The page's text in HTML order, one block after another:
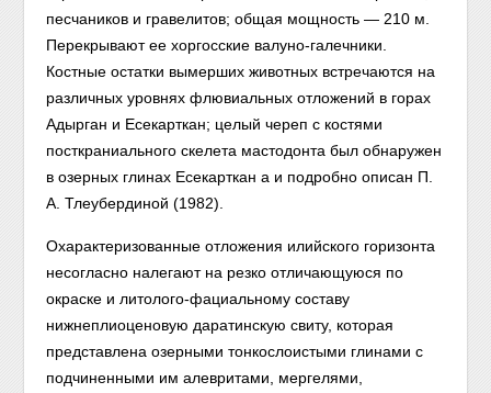
песчаников и гравелитов; общая мощность — 210 м.
Перекрывают ее хоргосские валуно-галечники.
Костные остатки вымерших животных встречаются на
различных уровнях флювиальных отложений в горах
Адырган и Есекарткан; целый череп с костями
посткраниального скелета мастодонта был обнаружен
в озерных глинах Есекарткан а и подробно описан П.
А. Тлеубердиной (1982).
Охарактеризованные отложения илийского горизонта
несогласно налегают на резко отличающуюся по
окраске и литолого-фациальному составу
нижнеплиоценовую даратинскую свиту, которая
представлена озерными тонкослоистыми глинами с
подчиненными им алевритами, мергелями,